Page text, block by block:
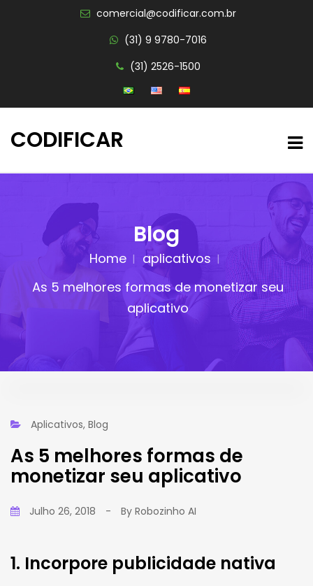
comercial@codificar.com.br
(31) 9 9780-7016
(31) 2526-1500
CODIFICAR
Blog
Home
aplicativos
As 5 melhores formas de monetizar seu
aplicativo
Aplicativos, Blog
As 5 melhores formas de
monetizar seu aplicativo
Julho 26, 2018 - By Robozinho AI
1. Incorpore publicidade nativa